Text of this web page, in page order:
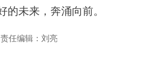
的未来，奔涌向前。
责任编辑：刘亮